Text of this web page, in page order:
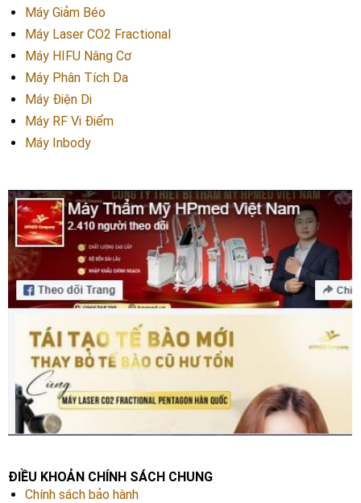
Máy Giảm Béo
Máy Laser CO2 Fractional
Máy HIFU Nâng Cơ
Máy Phân Tích Da
Máy Điện Di
Máy RF Vi Điểm
Máy Inbody
ĐIỀU KHOẢN CHÍNH SÁCH CHUNG
Chính sách bảo hành